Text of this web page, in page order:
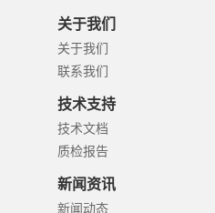
关于我们
关于我们
联系我们
技术支持
技术文档
质检报告
新闻资讯
新闻动态